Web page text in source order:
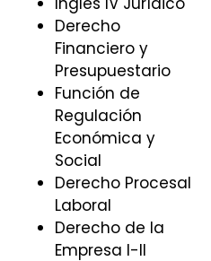
Derecho
Financiero y
Presupuestario
Función de
Regulación
Económica y
Social
Derecho Procesal
Laboral
Derecho de la
Empresa I-II